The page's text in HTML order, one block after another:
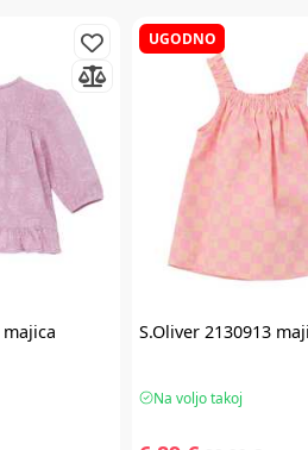
UGODNO
S.Oliver 2130913
Na voljo takoj